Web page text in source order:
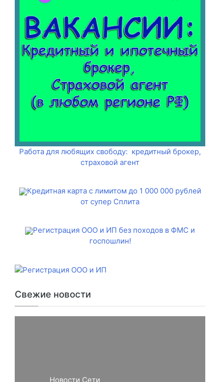
Работа для любящих свободу: кредитный брокер,
страховой агент
Кредитная карта с лимитом до 1 000 000 рублей
от супер Сплита
Регистрация ООО и ИП без походов в ФМС и
госпошлин!
Свежие новости
Новости Сети